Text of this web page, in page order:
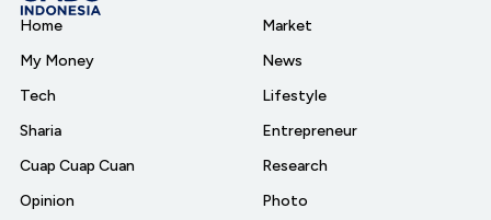
Home
My Money
Tech
Sharia
Cuap Cuap Cuan
Opinion
Market
News
Lifestyle
Entrepreneur
Research
Photo